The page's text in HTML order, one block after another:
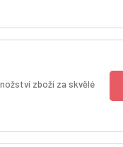
zboží za skvělé